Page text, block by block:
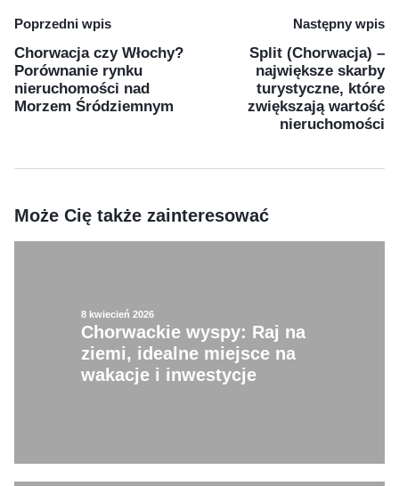
Poprzedni wpis
Chorwacja czy Włochy?
Porównanie rynku
nieruchomości nad
Morzem Śródziemnym
Następny wpis
Split (Chorwacja) –
największe skarby
turystyczne, które
zwiększają wartość
nieruchomości
Może Cię także zainteresować
8 kwiecień 2026
Chorwackie wyspy: Raj na
ziemi, idealne miejsce na
wakacje i inwestycje